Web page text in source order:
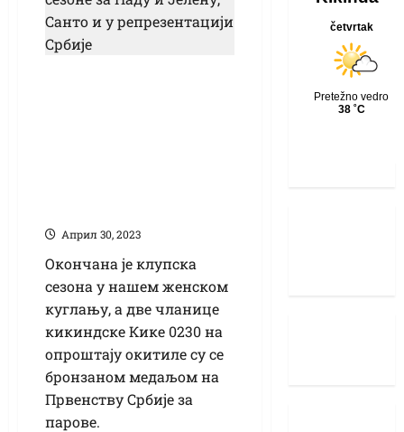
Април 30, 2023
Окончана је клупска
сезона у нашем женском
куглању, а две чланице
кикиндске Кике 0230 на
опроштају окитиле су се
бронзаном медаљом на
Првенству Србије за
парове.